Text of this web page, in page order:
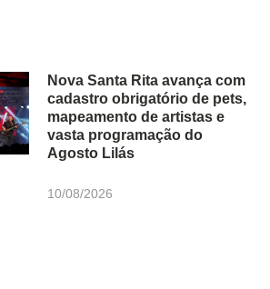
Nova Santa Rita avança com
cadastro obrigatório de pets,
mapeamento de artistas e
vasta programação do
Agosto Lilás
10/08/2026